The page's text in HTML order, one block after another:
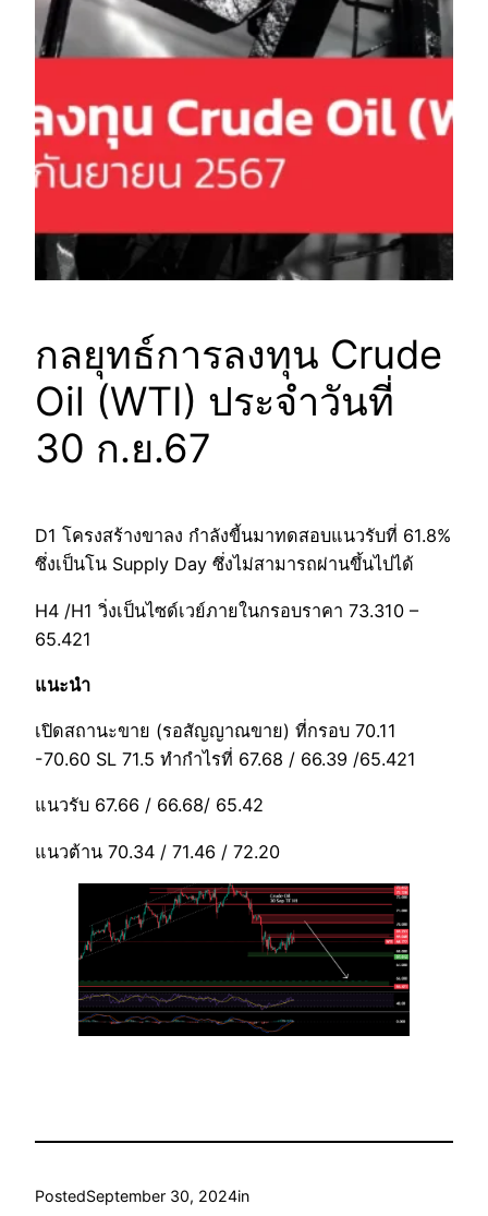
กลยุทธ์การลงทุน Crude
Oil (WTI) ประจำวันที่
30 ก.ย.67
D1 โครงสร้างขาลง กำลังขี้นมาทดสอบแนวรับที่ 61.8%
ซึ่งเป็นโน Supply Day ซึ่งไม่สามารถผ่านขึ้นไปได้
H4 /H1 วิ่งเป็นไซด์เวย์ภายในกรอบราคา 73.310 –
65.421
แนะนำ
เปิดสถานะขาย (รอสัญญาณขาย) ที่กรอบ 70.11
-70.60 SL 71.5 ทำกำไรที่ 67.68 / 66.39 /65.421
แนวรับ 67.66 / 66.68/ 65.42
แนวต้าน 70.34 / 71.46 / 72.20
PostedSeptember 30, 2024in